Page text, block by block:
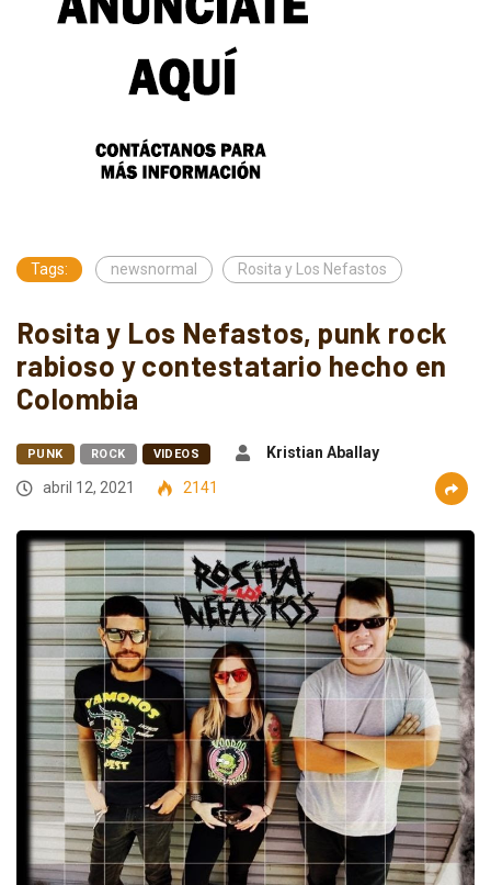
Tags: newsnormal Rosita y Los Nefastos
Rosita y Los Nefastos, punk rock
rabioso y contestatario hecho en
Colombia
PUNK ROCK VIDEOS
Kristian Aballay
abril 12, 2021
2141